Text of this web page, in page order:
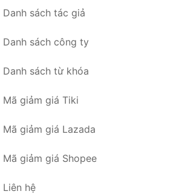
Danh sách tác giả
Danh sách công ty
Danh sách từ khóa
Mã giảm giá Tiki
Mã giảm giá Lazada
Mã giảm giá Shopee
Liên hệ